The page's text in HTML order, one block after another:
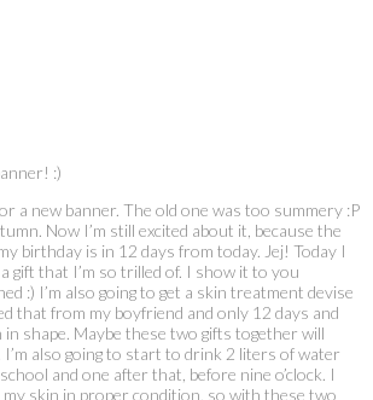
:)
a new banner. The old one was too summery :P
Now I’m still excited about it, because the
birthday is in 12 days from today. Jej! Today I
gift that I’m so trilled of. I show it to you
:) I’m also going to get a skin treatment devise
that from my boyfriend and only 12 days and
in shape. Maybe these two gifts together will
I’m also going to start to drink 2 liters of water
and one after that, before nine o’clock. I
skin in proper condition, so with these two